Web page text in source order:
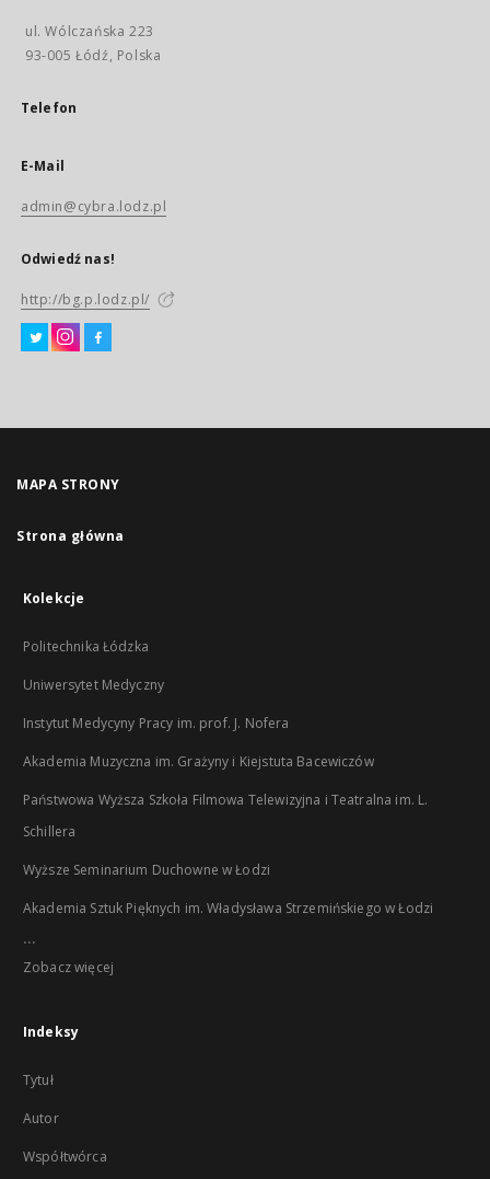
ul. Wólczańska 223
93-005 Łódź, Polska
Telefon
E-Mail
admin@cybra.lodz.pl
Odwiedź nas!
http://bg.p.lodz.pl/
MAPA STRONY
Strona główna
Kolekcje
Politechnika Łódzka
Uniwersytet Medyczny
Instytut Medycyny Pracy im. prof. J. Nofera
Akademia Muzyczna im. Grażyny i Kiejstuta Bacewiczów
Państwowa Wyższa Szkoła Filmowa Telewizyjna i Teatralna im. L.
Schillera
Wyższe Seminarium Duchowne w Łodzi
Akademia Sztuk Pięknych im. Władysława Strzemińskiego w Łodzi
...
Zobacz więcej
Indeksy
Tytuł
Autor
Współtwórca